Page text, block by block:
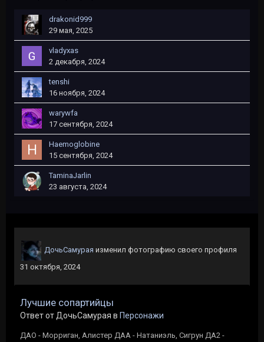
drakonid999
29 мая, 2025
vladyxas
2 декабря, 2024
tеnshi
16 ноября, 2024
warywfa
17 сентября, 2024
Haemoglobine
15 сентября, 2024
TaminaJarlin
23 августа, 2024
ДочьСамурая изменил фотографию своего профиля
31 октября, 2024
Лучшие сопартийцы
Ответ от ДочьСамурая в Персонажи
ДАО - Морриган, Алистер ДАА - Натаниэль, Сигрун ДА2 -